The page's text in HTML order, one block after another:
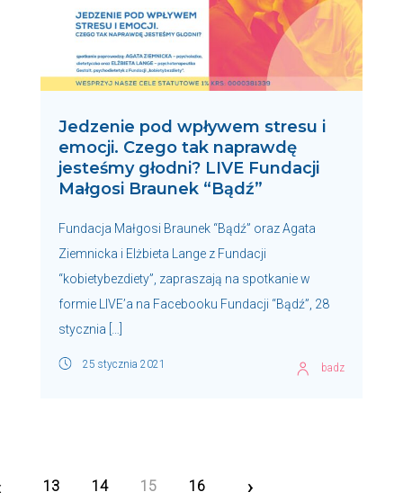
Jedzenie pod wpływem stresu i
emocji. Czego tak naprawdę
jesteśmy głodni? LIVE Fundacji
Małgosi Braunek “Bądź”
Fundacja Małgosi Braunek “Bądź” oraz Agata
Ziemnicka i Elżbieta Lange z Fundacji
“kobietybezdiety”, zapraszają na spotkanie w
formie LIVE’a na Facebooku Fundacji “Bądź”, 28
stycznia […]
25 stycznia 2021 badz
13 14 15 16 Next
›